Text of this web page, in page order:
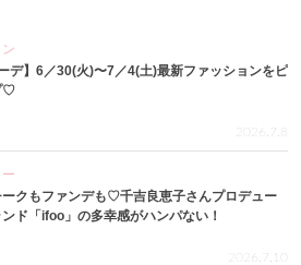
デ】6／30(火)〜7／4(土)最新ファッションをピ
♡
2026.7.8
ークもファンデも♡千吉良恵子さんプロデュー
ド「ifoo」の多幸感がハンパない！
2026.7.10